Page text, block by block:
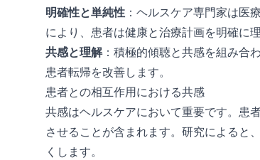
明確性と単純性 ：ヘルスケア専門家は医
により、患者は健康と治療計画を明確に理
共感と理解：積極的傾聴と共感を組み合
患者転帰を改善します。
患者との相互作用における共感
共感はヘルスケアにおいて重要です。患
させることが含まれます。研究によると
くします。